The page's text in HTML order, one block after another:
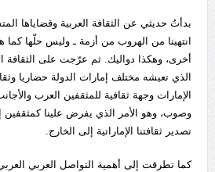
بدأتُ حديثي عن الثقافة العربية وقضاياها
انتهينا من الهروب من أزمة ـ وليس حلّها كما
أخرى، وهكذا دواليك. ثم عرّجت على الثقافة
الذي تعيشه مختلف إمارات الدولة حضاريا
الإمارات وجهة ثقافية للمثقفين العرب
وصوب، وهو الأمر الذي يفرض علينا كمثقفين
تصدير ثقافتنا الإماراتية إلى الخارج.
كما تطرقت إلى أهمية التواصل العربي العربي